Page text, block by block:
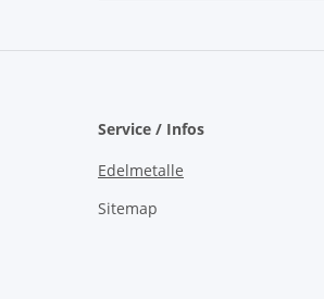
Service / Infos
Edelmetalle
Sitemap